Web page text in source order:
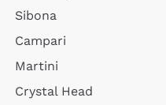
Sibona
Campari
Martini
Crystal Head